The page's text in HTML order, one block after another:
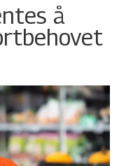
å